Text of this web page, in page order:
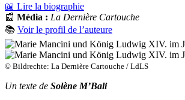
📖 Lire la biographie
📰 Média : La Dernière Cartouche
📚 Voir le profil de l’auteure
© Bildrechte: La Dernière Cartouche / LdLS
Un texte de Solène M’Bali